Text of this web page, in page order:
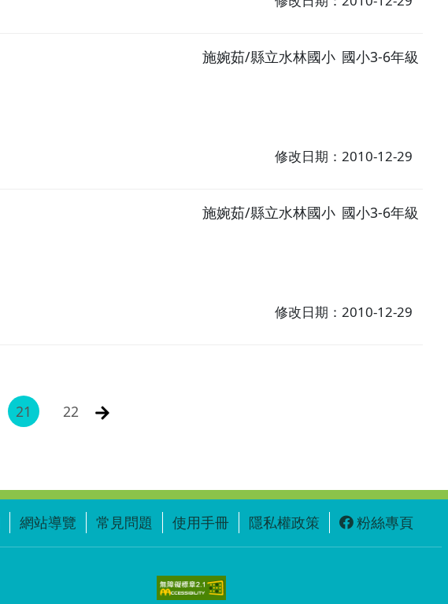
施婉茹/縣立水林國小 國小3-6年級
修改日期：2010-12-29
施婉茹/縣立水林國小 國小3-6年級
修改日期：2010-12-29
21 22
網站導覽 常見問題 使用手冊 隱私權政策 粉絲專頁